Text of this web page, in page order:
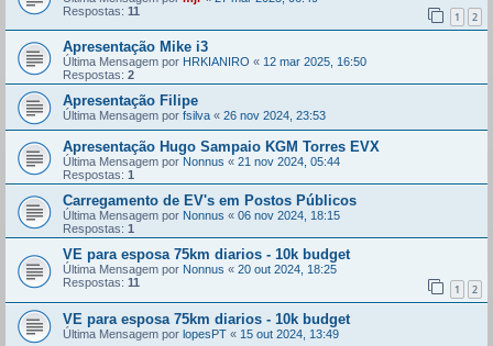
Respostas: 11 1 2
Apresentação Mike i3
Última Mensagem por HRKIANIRO « 12 mar 2025, 16:50
Respostas: 2
Apresentação Filipe
Última Mensagem por fsilva « 26 nov 2024, 23:53
Apresentação Hugo Sampaio KGM Torres EVX
Última Mensagem por Nonnus « 21 nov 2024, 05:44
Respostas: 1
Carregamento de EV's em Postos Públicos
Última Mensagem por Nonnus « 06 nov 2024, 18:15
Respostas: 1
VE para esposa 75km diarios - 10k budget
Última Mensagem por Nonnus « 20 out 2024, 18:25
Respostas: 11 1 2
VE para esposa 75km diarios - 10k budget
Última Mensagem por lopesPT « 15 out 2024, 13:49